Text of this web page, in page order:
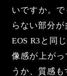
いですか。
らない部分が
EOS R3と同
像感が上が
うか、質感も